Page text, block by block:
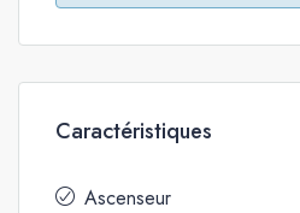
Caractéristiques
Ascenseur